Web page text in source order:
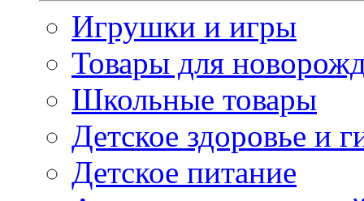
Игрушки и игры
Товары для
Школьные товары
Детское здоровье и
Детское питание